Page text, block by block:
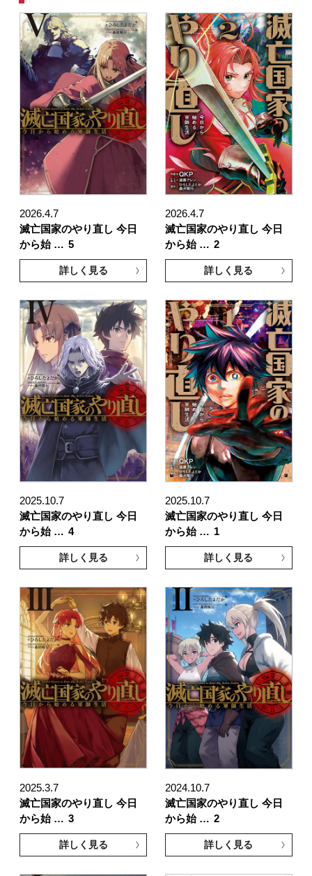
2026.4.7
滅亡国家のやり直し 今日
から始 … 5
詳しく見る
2026.4.7
滅亡国家のやり直し 今日
から始 … 2
詳しく見る
2025.10.7
滅亡国家のやり直し 今日
から始 … 4
詳しく見る
2025.10.7
滅亡国家のやり直し 今日
から始 … 1
詳しく見る
2025.3.7
滅亡国家のやり直し 今日
から始 … 3
詳しく見る
2024.10.7
滅亡国家のやり直し 今日
から始 … 2
詳しく見る